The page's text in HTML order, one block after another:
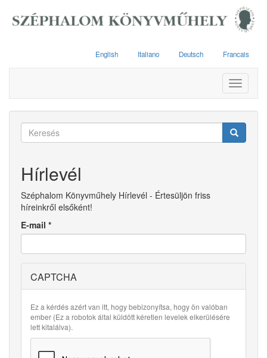
English Italiano Deutsch Francais
Toggle
Keresés
Hírlevél
Széphalom Könyvműhely Hírlevél - Értesüljön friss
híreinkről elsőként!
E-mail *
CAPTCHA
Ez a kérdés azért van itt, hogy bebizonyítsa, hogy ön valóban
ember (Ez a robotok által küldött kéretlen levelek elkerülésére
lett kitalálva).